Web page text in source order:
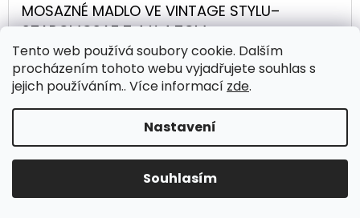
Tento web používá soubory cookie. Dalším
procházením tohoto webu vyjadřujete souhlas s
jejich používáním.. Více informací zde.
Nastavení
Souhlasím
MOSAZNÉ MADLO VE VINTAGE STYLU–
STAROMOSAZ 7,4 X 4,7CM
45 Kč/ ks
KOŠÍKU
Kód:2054